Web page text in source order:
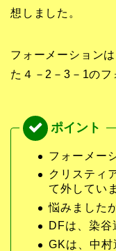
想しました。
フォーメーション
た４－2－3－1のフ
フォーメー
クリスティ
て外してい
悩みました
DFは、染谷
GKは、中村